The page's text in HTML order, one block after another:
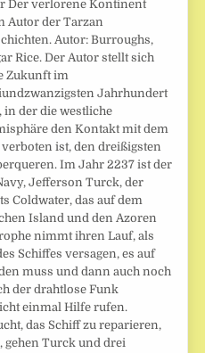
Der verlorene Kontinent
Autor der Tarzan
Autor: Burroughs,
Rice. Der Autor stellt sich
Zukunft im
Jahrhundert
in der die westliche
den Kontakt mit dem
ist, den dreißigsten
Im Jahr 2237 ist der
Jefferson Turck, der
Coldwater, das auf dem
Island und den Azoren
nimmt ihren Lauf, als
Schiffes versagen, es auf
muss und dann auch noch
der drahtlose Funk
einmal Hilfe rufen.
das Schiff zu reparieren,
gehen Turck und drei